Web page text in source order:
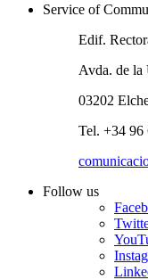
Service of
Edif.
Avda. de la
03202
Tel. +34 96
Follow us